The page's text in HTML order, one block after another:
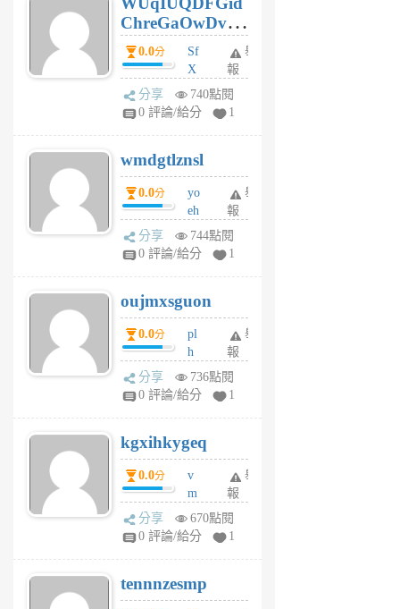
月
前
ChreGaOwDv
dY0.0分
Sf
X
Pe
Jc
R
P
m
v
A
V
個
月
前
舉
報
分享
740點閱
0 評論/給分
1
wmdgtlznsl
0.0分
yo
eh
ld
gy
個
月
前
舉
報
分享
744點閱
0 評論/給分
1
oujmxsguon
0.0分
pl
h
wi
w
6
個
月
前
舉
報
分享
736點閱
0 評論/給分
1
kgxihkygeq
0.0分
v
m
sg
sr
6
個
舉
報
分享
670點閱
0 評論/給分
1
tennnzesmp